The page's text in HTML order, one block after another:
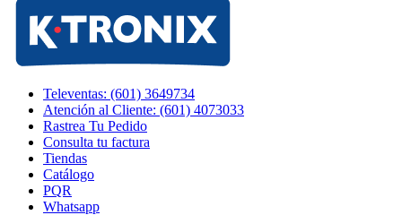
Televentas: (601) 3649734
Atención al Cliente: (601) 4073033
Rastrea Tu Pedido
Consulta tu factura
Tiendas
Catálogo
PQR
Whatsapp